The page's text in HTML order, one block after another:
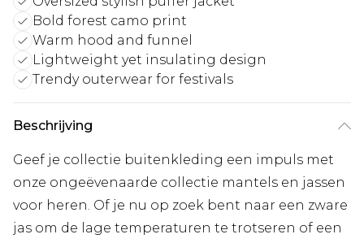
Bold forest camo print
Warm hood and funnel
Lightweight yet insulating design
Trendy outerwear for festivals
Beschrijving
Geef je collectie buitenkleding een impuls met
onze ongeëvenaarde collectie mantels en jassen
voor heren. Of je nu op zoek bent naar een zware
jas om de lage temperaturen te trotseren of een